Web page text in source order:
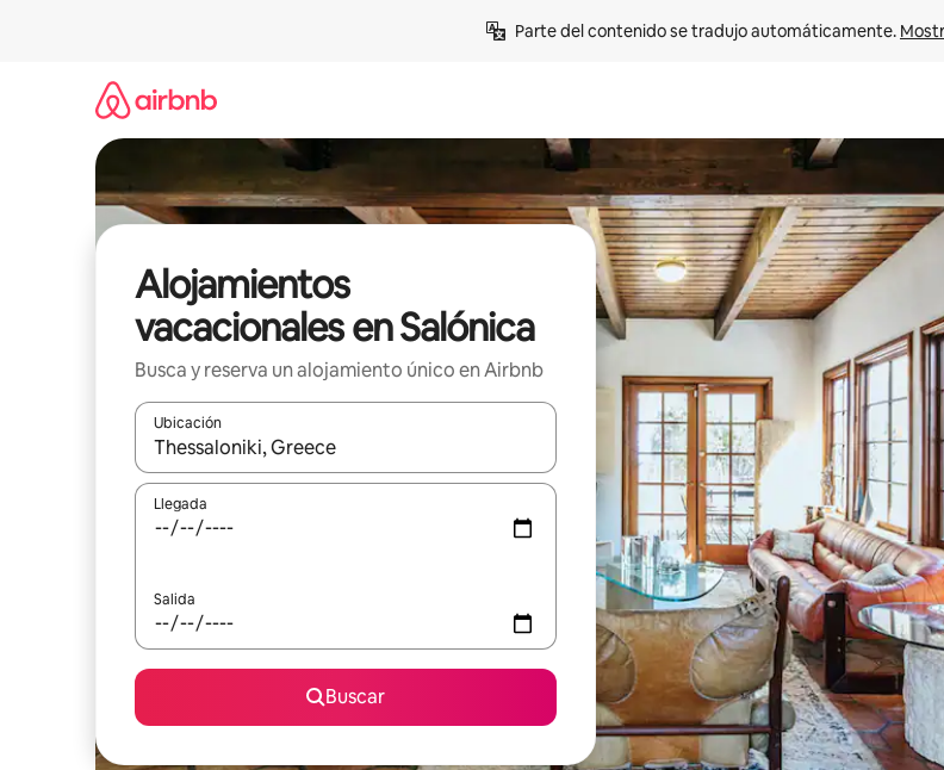
Parte del contenido se tradujo automáticamente.
Alojamientos
vacacionales en Salónica
Busca y reserva un alojamiento único en Airbnb
Ubicación
Cuando los resultados estén disponibles, podrás navegar usando las teclas de las flechas hacia arriba
Llegada
Salida
Buscar